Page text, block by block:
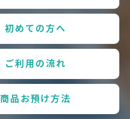
初めての方へ
ご利用の流れ
商品お預け方法